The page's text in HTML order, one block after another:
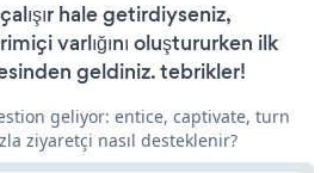
hale getirdiyseniz,
varlığını oluştururken ilk
geldiniz. tebrikler!
geliyor: entice, captivate, turn
ziyaretçi nasıl desteklenir?